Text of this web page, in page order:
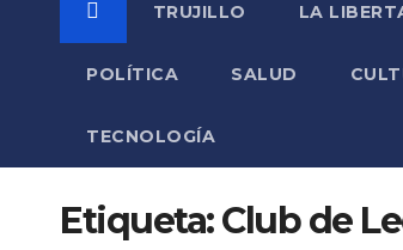
TRUJILLO LA
POLÍTICA SALUD
TECNOLOGÍA
Etiqueta:Club de